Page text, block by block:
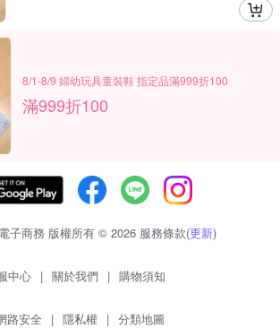
8/1-8/9 婦幼玩具童裝鞋 指定品滿999折100
滿999折100
子商務 版權所有 © 2026 服務條款(更新)
中心 | 關於我們 | 購物須知
路安全 | 隱私權 | 分類地圖